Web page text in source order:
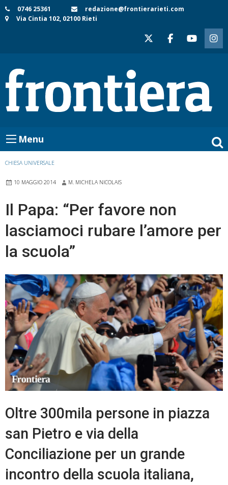
Skip
to
0746 25361
redazione@frontierarieti.com
Via Cintia 102, 02100 Rieti
Menu
CHIESA UNIVERSALE
10 MAGGIO 2014 M. MICHELA NICOLAIS
Il Papa: “Per favore non
lasciamoci rubare l’amore per
la scuola”
Oltre 300mila persone in piazza
san Pietro e via della
Conciliazione per un grande
incontro della scuola italiana,